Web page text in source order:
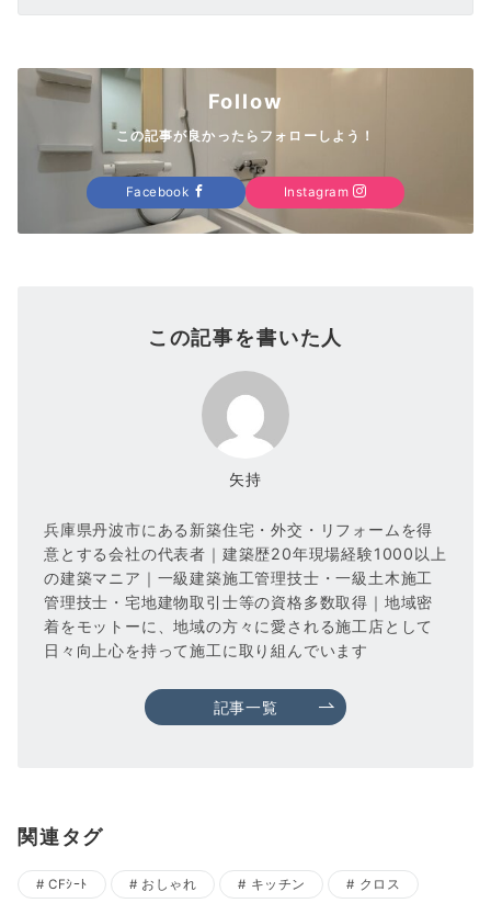
Follow
この記事が良かったらフォローしよう！
Facebook Instagram
この記事を書いた人
矢持
兵庫県丹波市にある新築住宅・外交・リフォームを得
意とする会社の代表者｜建築歴20年現場経験1000以上
の建築マニア｜一級建築施工管理技士・一級土木施工
管理技士・宅地建物取引士等の資格多数取得｜地域密
着をモットーに、地域の方々に愛される施工店として
日々向上心を持って施工に取り組んでいます
記事一覧
関連タグ
CFｼｰﾄ おしゃれ キッチン クロス